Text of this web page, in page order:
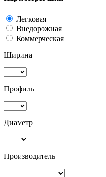
Легковая
Внедорожная
Коммерческая
Ширина
Профиль
Диаметр
Производитель